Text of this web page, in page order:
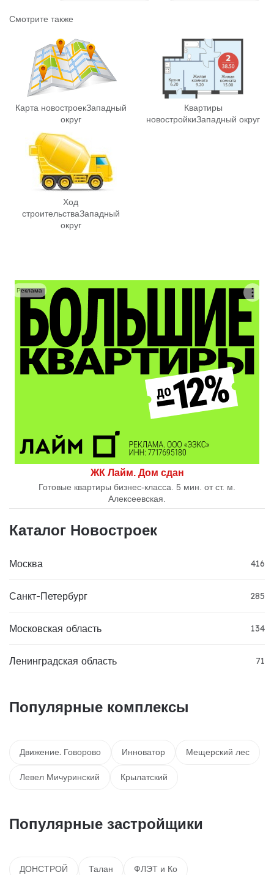
Смотрите также
Карта новостроекЗападный
округ
Квартиры
новостройкиЗападный округ
Ход
строительстваЗападный
округ
ЖК Лайм. Дом сдан
Готовые квартиры бизнес-класса. 5 мин. от ст. м.
Алексеевская.
Реклама
Каталог Новостроек
Москва 416
Санкт-Петербург 285
Московская область 134
Ленинградская область 71
Популярные комплексы
Движение. Говорово Инноватор Мещерский лес
Левел Мичуринский Крылатский
Популярные застройщики
ДОНСТРОЙ Талан ФЛЭТ и Ко